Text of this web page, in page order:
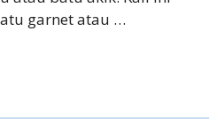
garnet atau …